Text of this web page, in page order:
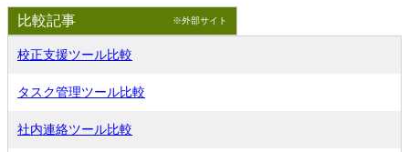
比較記事 ※外部サイト
校正支援ツール比較
タスク管理ツール比較
社内連絡ツール比較